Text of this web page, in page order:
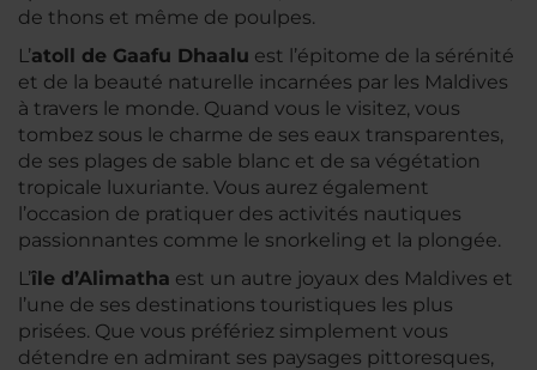
de thons et même de poulpes.
L’atoll de Gaafu Dhaalu est l’épitome de la sérénité
et de la beauté naturelle incarnées par les Maldives
à travers le monde. Quand vous le visitez, vous
tombez sous le charme de ses eaux transparentes,
de ses plages de sable blanc et de sa végétation
tropicale luxuriante. Vous aurez également
l’occasion de pratiquer des activités nautiques
passionnantes comme le snorkeling et la plongée.
L’île d’Alimatha est un autre joyaux des Maldives et
l’une de ses destinations touristiques les plus
prisées. Que vous préfériez simplement vous
détendre en admirant ses paysages pittoresques,